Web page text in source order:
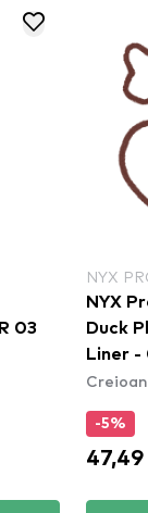
MAKEUP
Makeup
Plumping Lip
Spice